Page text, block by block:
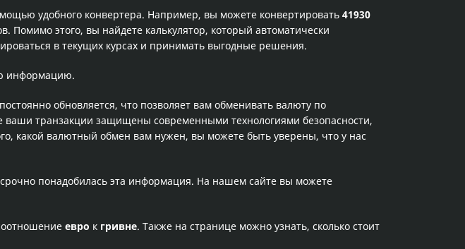
удобного конвертера. Например, вы можете конвертировать 41930
этого, вы найдете калькулятор, который автоматически
в текущих курсах и принимать выгодные решения.
информацию.
обновляется, что позволяет вам обменивать валюту по
ваши транзакции защищены современными технологиями безопасности,
какой валютный обмен вам нужен, вы можете быть уверены, что у нас
понадобилась эта информация. На нашем сайте вы можете
евро к гривне. Также на странице можно узнать, сколько стоит